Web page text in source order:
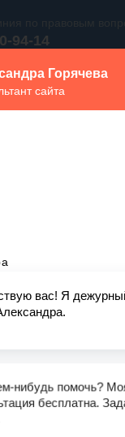
Для
перейдите на его
д. 40, офис 1